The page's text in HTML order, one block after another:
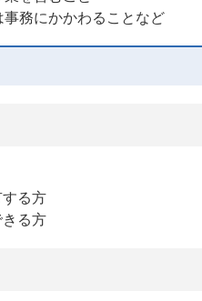
務にかかわることなど
る方
る方